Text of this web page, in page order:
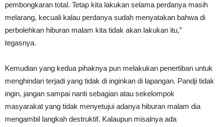
pembongkaran total. Tetap kita lakukan selama perdanya masih
melarang, kecuali kalau perdanya sudah menyatakan bahwa di
perbolehkan hiburan malam kita tidak akan lakukan itu,”
tegasnya.
Kemudian yang kedua pihaknya pun melakukan penertiban untuk
menghindari terjadi yang tidak di inginkan di lapangan. Pandji tidak
ingin, jangan sampai nanti sebagian atau sekelompok
masyarakat yang tidak menyetujui adanya hiburan malam dia
mengambil langkah destruktif. Kalaupun misalnya ada